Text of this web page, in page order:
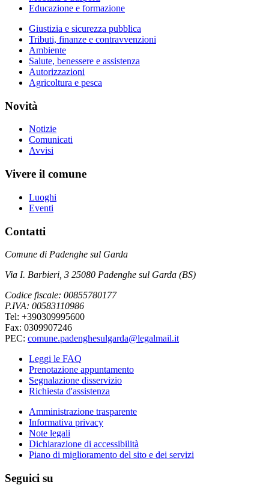
Educazione e formazione
Giustizia e sicurezza pubblica
Tributi, finanze e contravvenzioni
Ambiente
Salute, benessere e assistenza
Autorizzazioni
Agricoltura e pesca
Novità
Notizie
Comunicati
Avvisi
Vivere il comune
Luoghi
Eventi
Contatti
Comune di Padenghe sul Garda
Via I. Barbieri, 3 25080 Padenghe sul Garda (BS)
Codice fiscale: 00855780177
P.IVA: 00583110986
Tel: +390309995600
Fax: 0309907246
PEC: comune.padenghesulgarda@legalmail.it
Leggi le FAQ
Prenotazione appuntamento
Segnalazione disservizio
Richiesta d'assistenza
Amministrazione trasparente
Informativa privacy
Note legali
Dichiarazione di accessibilità
Piano di miglioramento del sito e dei servizi
Seguici su